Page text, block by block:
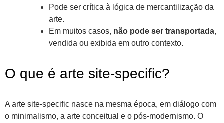
Pode ser crítica à lógica de mercantilização da
arte.
Em muitos casos, não pode ser transportada,
vendida ou exibida em outro contexto.
O que é arte site-specific?
A arte site-specific nasce na mesma época, em diálogo com
o minimalismo, a arte conceitual e o pós-modernismo. O